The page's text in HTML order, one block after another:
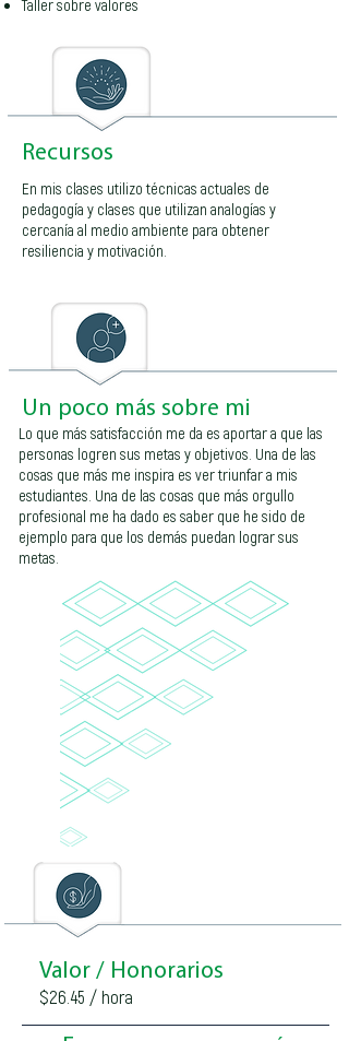
Taller sobre valores
Recursos
En mis clases utilizo técnicas actuales de
pedagogía y clases que utilizan analogías y
cercanía al medio ambiente para obtener
resiliencia y motivación.
Un poco más sobre mi
Lo que más satisfacción me da es aportar a que las
personas logren sus metas y objetivos. Una de las
cosas que más me inspira es ver triunfar a mis
estudiantes. Una de las cosas que más orgullo
profesional me ha dado es saber que he sido de
ejemplo para que los demás puedan lograr sus
metas.
Valor / Honorarios
$26.45 / hora